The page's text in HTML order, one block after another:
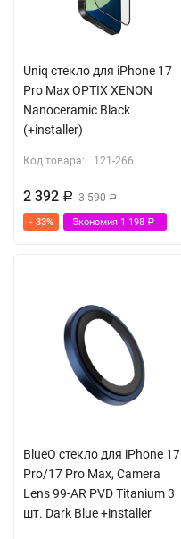
Uniq стекло для iPhone 17
Pro Max OPTIX XENON
Nanoceramic Black
(+installer)
Код товара: 121-266
2 392 Р 3 590Р
- 33% Экономия 1 198 Р
BlueO стекло для iPhone 17
Pro/17 Pro Max, Camera
Lens 99-AR PVD Titanium 3
шт. Dark Blue +installer